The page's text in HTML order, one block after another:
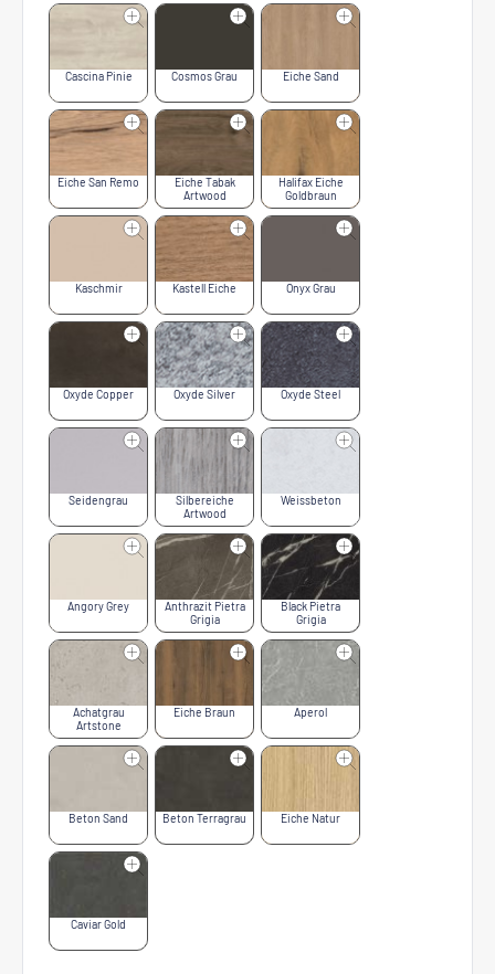
Cascina Pinie Cosmos Grau Eiche Sand
Eiche San Remo
Eiche Tabak
Artwood
Halifax Eiche
Goldbraun
Kaschmir Kastell Eiche Onyx Grau
Oxyde Copper Oxyde Silver Oxyde Steel
Seidengrau
Silbereiche
Artwood
Weissbeton
Angory Grey
Anthrazit Pietra
Grigia
Black Pietra
Grigia
Achatgrau
Artstone
Eiche Braun Aperol
Beton Sand Beton Terragrau Eiche Natur
Caviar Gold